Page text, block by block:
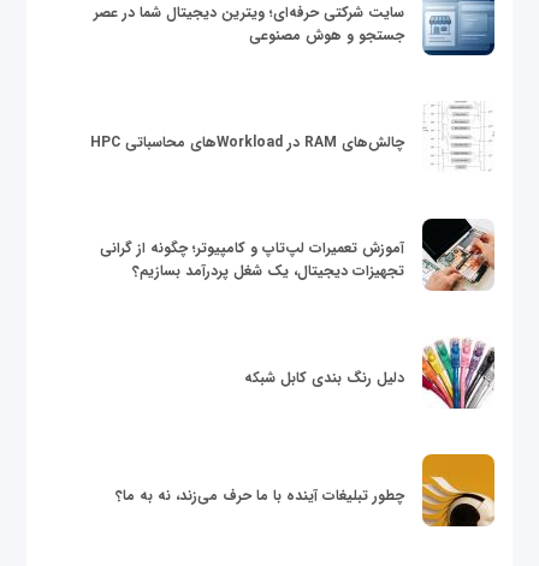
سایت شرکتی حرفه‌ای؛ ویترین دیجیتال شما در عصر
جستجو و هوش مصنوعی
چالش‌های RAM در Workloadهای محاسباتی HPC
آموزش تعمیرات لپ‌تاپ و کامپیوتر؛ چگونه از گرانی
تجهیزات دیجیتال، یک شغل پردرآمد بسازیم؟
دلیل رنگ بندی کابل شبکه
چطور تبلیغات آینده با ما حرف می‌زند، نه به ما؟